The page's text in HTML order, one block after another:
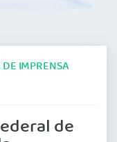
IMPRENSA
de